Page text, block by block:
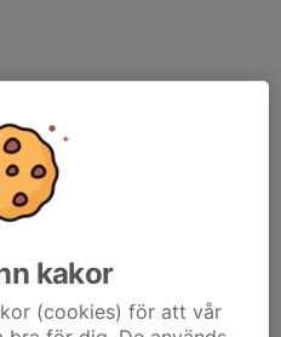
kakor
(cookies) för att vår